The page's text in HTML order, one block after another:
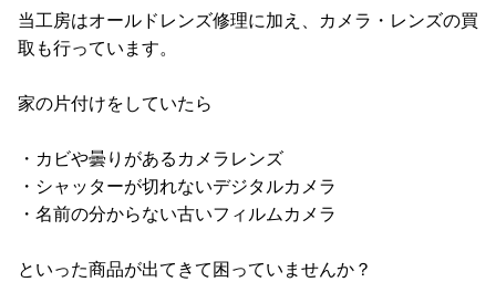
当工房はオールドレンズ修理に加え、カメラ・レンズの買
取も行っています。
家の片付けをしていたら
・カビや曇りがあるカメラレンズ
・シャッターが切れないデジタルカメラ
・名前の分からない古いフィルムカメラ
といった商品が出てきて困っていませんか？